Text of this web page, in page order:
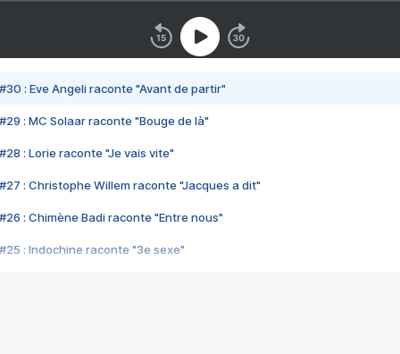
#30 : Eve Angeli raconte "Avant de partir"
#29 : MC Solaar raconte "Bouge de là"
#28 : Lorie raconte "Je vais vite"
#27 : Christophe Willem raconte "Jacques a dit"
#26 : Chimène Badi raconte "Entre nous"
#25 : Indochine raconte "3e sexe"